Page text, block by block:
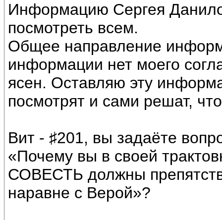
Информацию Сергея
посмотреть всем.
Общее направление
информации нет моего
ясен. Оставляю эту
посмотрят и сами решат,
Вит - ♯201, вы задаёте
«Почему вы в своей
СОВЕСТЬ должны
наравне с Верой»?